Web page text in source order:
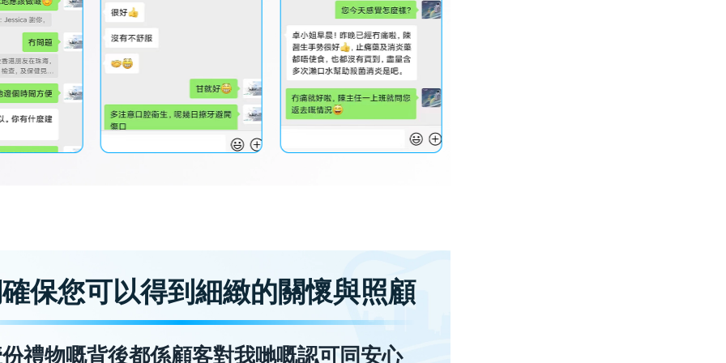
保您可以得到細緻的關懷與照顧
禮物嘅背後都係顧客對我哋嘅認可同安心